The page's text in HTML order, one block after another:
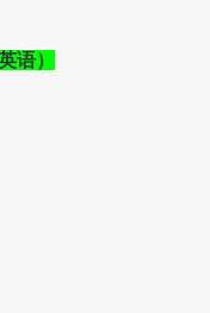
语）